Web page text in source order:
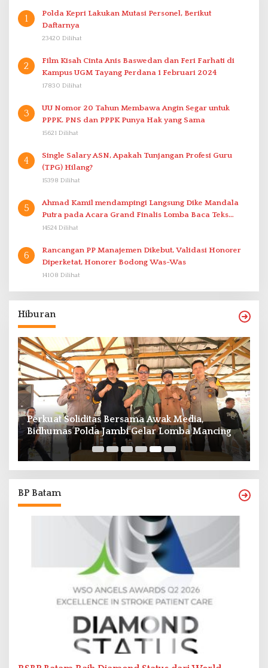
1
Polda Kepri Lakukan Mutasi Personel, Berikut
Daftarnya
23420 Dilihat
2
Film Kisah Cinta Anis Baswedan dan Feri Farhati di
Kampus UGM Tayang Perdana 1 Februari 2024
17830 Dilihat
3
UU Nomor 20 Tahun Membawa Angin Segar untuk
PPPK. PNS dan PPPK Punya Hak yang Sama
15621 Dilihat
4
Single Salary ASN, Apakah Tunjangan Profesi Guru
(TPG) Hilang?
15398 Dilihat
5
Ahmad Kamil mendampingi Langsung Dike Mandala
Putra pada Acara Grand Finalis Lomba Baca Teks
Proklamasi Mirip Bung Karno di Bali
14524 Dilihat
6
Rancangan PP Manajemen Dikebut, Validasi Honorer
Diperketat, Honorer Bodong Was-Was
14108 Dilihat
Hiburan
Perkuat Soliditas Bersama Awak Media,
Bidhumas Polda Jambi Gelar Lomba Mancing
BP Batam